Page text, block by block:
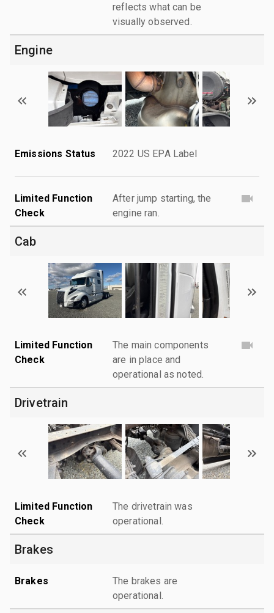
reflects what can be
visually observed.
Engine
Emissions Status 2022 US EPA Label
Limited Function
Check
After jump starting, the
engine ran.
Cab
Limited Function
Check
The main components
are in place and
operational as noted.
Drivetrain
Limited Function
Check
The drivetrain was
operational.
Brakes
Brakes
The brakes are
operational.